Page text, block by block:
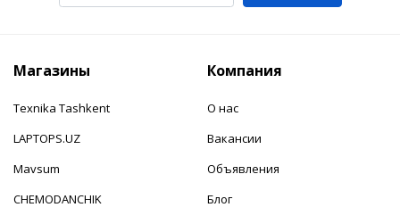
Магазины
Texnika Tashkent
LAPTOPS.UZ
Mavsum
CHEMODANCHIK
Компания
О нас
Вакансии
Объявления
Блог